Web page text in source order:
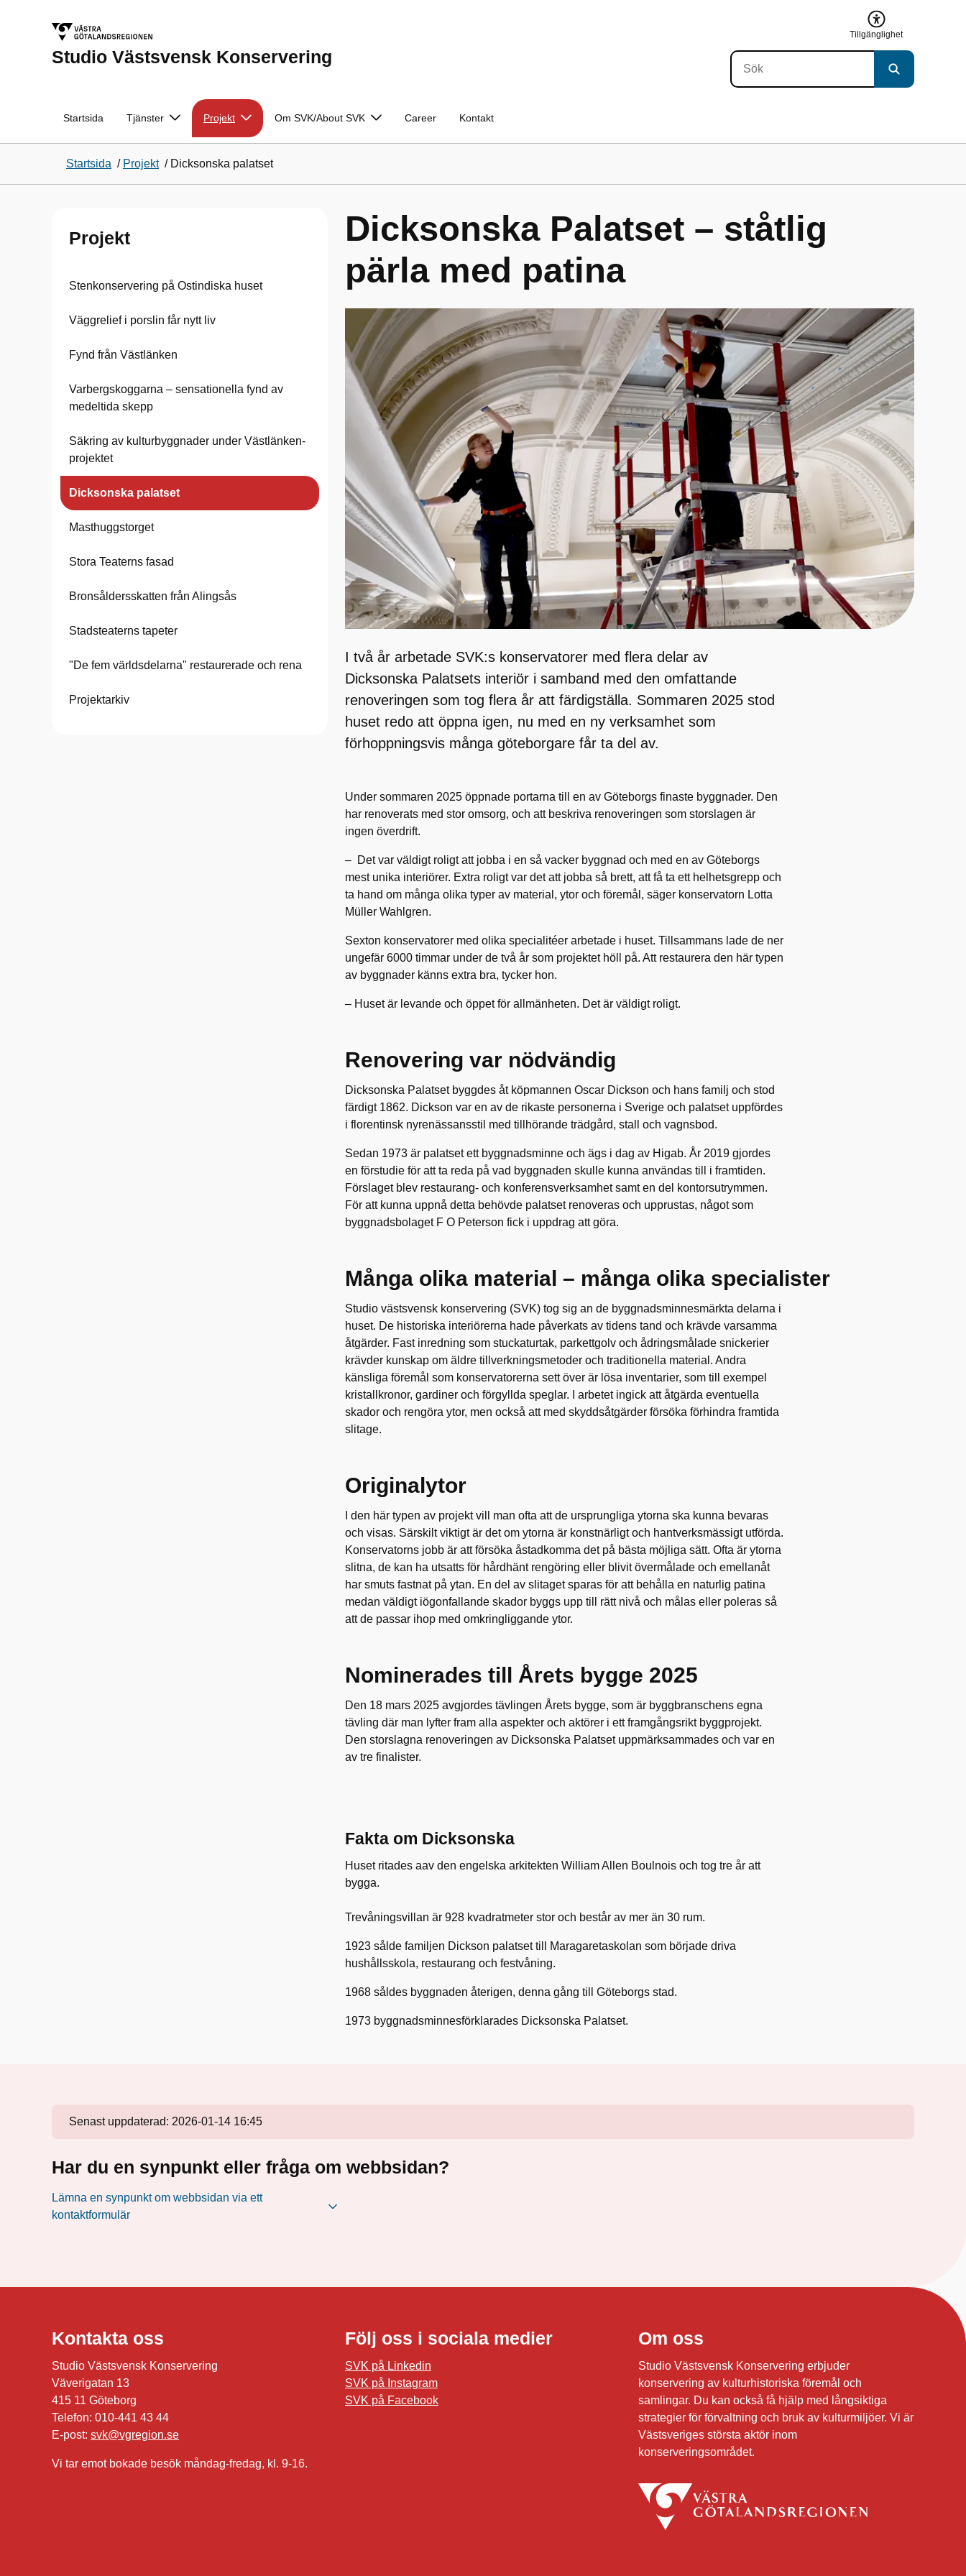
Studio Västsvensk Konservering
Tillgänglighet
Startsida Tjänster Projekt Om SVK/About SVK Career Kontakt
Startsida / Projekt / Dicksonska palatset
Projekt
Stenkonservering på Ostindiska huset
Väggrelief i porslin får nytt liv
Fynd från Västlänken
Varbergskoggarna – sensationella fynd av
medeltida skepp
Säkring av kulturbyggnader under Västlänken-
projektet
Dicksonska palatset
Masthuggstorget
Stora Teaterns fasad
Bronsåldersskatten från Alingsås
Stadsteaterns tapeter
"De fem världsdelarna" restaurerade och rena
Projektarkiv
Dicksonska Palatset – ståtlig
pärla med patina
I två år arbetade SVK:s konservatorer med flera delar av
Dicksonska Palatsets interiör i samband med den omfattande
renoveringen som tog flera år att färdigställa. Sommaren 2025 stod
huset redo att öppna igen, nu med en ny verksamhet som
förhoppningsvis många göteborgare får ta del av.
Under sommaren 2025 öppnade portarna till en av Göteborgs finaste byggnader. Den
har renoverats med stor omsorg, och att beskriva renoveringen som storslagen är
ingen överdrift.
– Det var väldigt roligt att jobba i en så vacker byggnad och med en av Göteborgs
mest unika interiörer. Extra roligt var det att jobba så brett, att få ta ett helhetsgrepp och
ta hand om många olika typer av material, ytor och föremål, säger konservatorn Lotta
Müller Wahlgren.
Sexton konservatorer med olika specialitéer arbetade i huset. Tillsammans lade de ner
ungefär 6000 timmar under de två år som projektet höll på. Att restaurera den här typen
av byggnader känns extra bra, tycker hon.
– Huset är levande och öppet för allmänheten. Det är väldigt roligt.
Renovering var nödvändig
Dicksonska Palatset byggdes åt köpmannen Oscar Dickson och hans familj och stod
färdigt 1862. Dickson var en av de rikaste personerna i Sverige och palatset uppfördes
i florentinsk nyrenässansstil med tillhörande trädgård, stall och vagnsbod.
Sedan 1973 är palatset ett byggnadsminne och ägs i dag av Higab. År 2019 gjordes
en förstudie för att ta reda på vad byggnaden skulle kunna användas till i framtiden.
Förslaget blev restaurang- och konferensverksamhet samt en del kontorsutrymmen.
För att kunna uppnå detta behövde palatset renoveras och upprustas, något som
byggnadsbolaget F O Peterson fick i uppdrag att göra.
Många olika material – många olika specialister
Studio västsvensk konservering (SVK) tog sig an de byggnadsminnesmärkta delarna i
huset. De historiska interiörerna hade påverkats av tidens tand och krävde varsamma
åtgärder. Fast inredning som stuckaturtak, parkettgolv och ådringsmålade snickerier
krävder kunskap om äldre tillverkningsmetoder och traditionella material. Andra
känsliga föremål som konservatorerna sett över är lösa inventarier, som till exempel
kristallkronor, gardiner och förgyllda speglar. I arbetet ingick att åtgärda eventuella
skador och rengöra ytor, men också att med skyddsåtgärder försöka förhindra framtida
slitage.
Originalytor
I den här typen av projekt vill man ofta att de ursprungliga ytorna ska kunna bevaras
och visas. Särskilt viktigt är det om ytorna är konstnärligt och hantverksmässigt utförda.
Konservatorns jobb är att försöka åstadkomma det på bästa möjliga sätt. Ofta är ytorna
slitna, de kan ha utsatts för hårdhänt rengöring eller blivit övermålade och emellanåt
har smuts fastnat på ytan. En del av slitaget sparas för att behålla en naturlig patina
medan väldigt iögonfallande skador byggs upp till rätt nivå och målas eller poleras så
att de passar ihop med omkringliggande ytor.
Nominerades till Årets bygge 2025
Den 18 mars 2025 avgjordes tävlingen Årets bygge, som är byggbranschens egna
tävling där man lyfter fram alla aspekter och aktörer i ett framgångsrikt byggprojekt.
Den storslagna renoveringen av Dicksonska Palatset uppmärksammades och var en
av tre finalister.
Fakta om Dicksonska
Huset ritades aav den engelska arkitekten William Allen Boulnois och tog tre år att
bygga.
Trevåningsvillan är 928 kvadratmeter stor och består av mer än 30 rum.
1923 sålde familjen Dickson palatset till Maragaretaskolan som började driva
hushållsskola, restaurang och festvåning.
1968 såldes byggnaden återigen, denna gång till Göteborgs stad.
1973 byggnadsminnesförklarades Dicksonska Palatset.
Senast uppdaterad: 2026-01-14 16:45
Har du en synpunkt eller fråga om webbsidan?
Lämna en synpunkt om webbsidan via ett
kontaktformulär
Kontakta oss
Studio Västsvensk Konservering
Väverigatan 13
415 11 Göteborg
Telefon: 010-441 43 44
E-post: svk@vgregion.se
Vi tar emot bokade besök måndag-fredag, kl. 9-16.
Följ oss i sociala medier
SVK på Linkedin
SVK på Instagram
SVK på Facebook
Om oss
Studio Västsvensk Konservering erbjuder
konservering av kulturhistoriska föremål och
samlingar. Du kan också få hjälp med långsiktiga
strategier för förvaltning och bruk av kulturmiljöer. Vi är
Västsveriges största aktör inom
konserveringsområdet.